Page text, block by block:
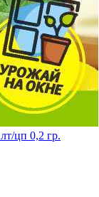
цп 0,2 гр.